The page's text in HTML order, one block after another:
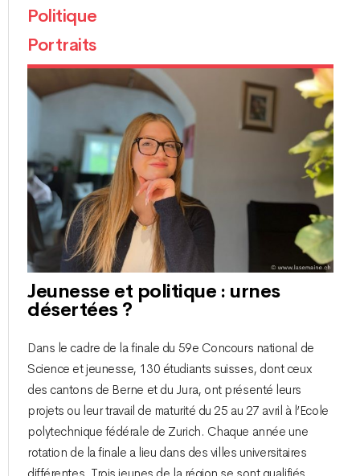
Politique
Portraits
Jeunesse et politique : urnes
désertées ?
Dans le cadre de la finale du 59e Concours national de
Science et jeunesse, 130 étudiants suisses, dont ceux
des cantons de Berne et du Jura, ont présenté leurs
projets ou leur travail de maturité du 25 au 27 avril à l’Ecole
polytechnique fédérale de Zurich. Chaque année une
rotation de la finale a lieu dans des villes universitaires